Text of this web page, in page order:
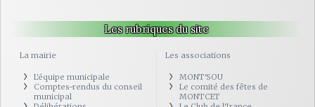
Les rubriques du site
La mairie
L'équipe municipale
Comptes-rendus du conseil
municipal
Les associations
MONT'SOU
Le comité des fêtes de
MONTCET